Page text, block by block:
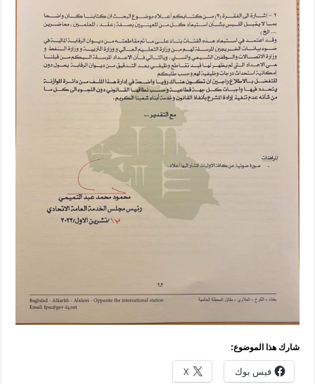
شارك هذا الموضوع:
فيس بوك X